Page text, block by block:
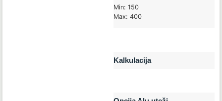
Min: 150
Max: 400
Kalkulacija